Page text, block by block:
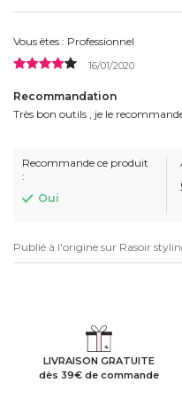
Vous êtes : Professionnel
16/01/2020
Recommandation
Très bon outils , je le
Recommande ce produit
:
Oui
Publié à l'origine sur Rasoir
LIVRAISON GRATUITE
dès 39€ de commande